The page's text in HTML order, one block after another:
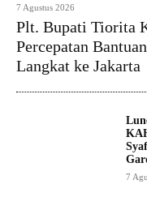
7 Agustus 2026
Plt. Bupati Tiorita
Percepatan
Langkat ke Jakarta
7